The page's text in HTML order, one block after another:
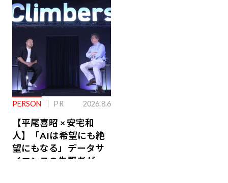
PERSON PR 2026.8.6
【平尾喜昭 × 安宅和
人】「AIは希望にも絶
望にもなる」データサ
イエンスの先駆者が語